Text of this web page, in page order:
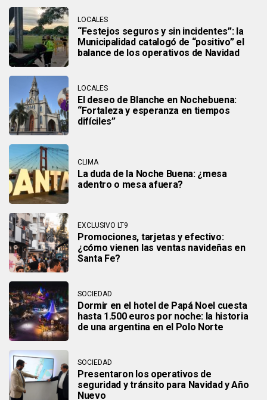
LOCALES
“Festejos seguros y sin incidentes”: la
Municipalidad catalogó de “positivo” el
balance de los operativos de Navidad
LOCALES
El deseo de Blanche en Nochebuena:
“Fortaleza y esperanza en tiempos
difíciles”
CLIMA
La duda de la Noche Buena: ¿mesa
adentro o mesa afuera?
EXCLUSIVO LT9
Promociones, tarjetas y efectivo:
¿cómo vienen las ventas navideñas en
Santa Fe?
SOCIEDAD
Dormir en el hotel de Papá Noel cuesta
hasta 1.500 euros por noche: la historia
de una argentina en el Polo Norte
SOCIEDAD
Presentaron los operativos de
seguridad y tránsito para Navidad y Año
Nuevo